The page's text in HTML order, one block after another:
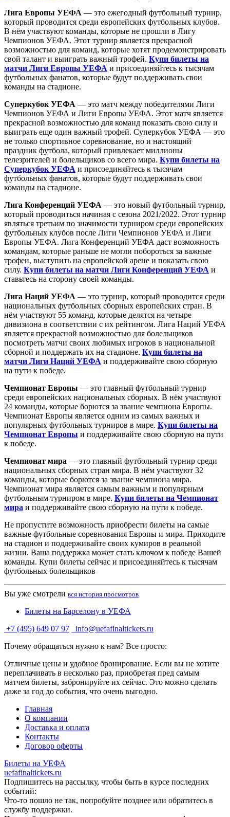
Лига Европы УЕФА — это ежегодный футбольный турнир,
который проводится среди европейских футбольных клубов.
В нём участвуют команды, которые не прошли в Лигу
Чемпионов УЕФА. Этот турнир является прекрасной
возможностью для команд, которые хотят продемонстрировать
свой талант и выиграть важный трофей. Купи билеты на
матчи Лиги Европы УЕФА и присоединяйтесь к тысячам
футбольных фанатов, которые будут поддерживать свои
команды на стадионе.
Суперкубок УЕФА — это матч между победителями Лиги
Чемпионов УЕФА и Лиги Европы УЕФА. Этот матч является
прекрасной возможностью для команд показать свою силу и
выиграть еще один важный трофей. Суперкубок УЕФА — это
не только спортивное соревнование, но и настоящий
праздник футбола, который привлекает миллионы
телезрителей и болельщиков со всего мира. Купи билеты на
Суперкубок УЕФА и присоединяйтесь к тысячам
футбольных фанатов, которые будут поддерживать свои
команды на стадионе.
Лига Конференций УЕФА — это новый футбольный турнир,
который проводиться начиная с сезона 2021/2022. Этот турнир
являться третьим по значимости турниром среди европейских
футбольных клубов после Лиги Чемпионов УЕФА и Лиги
Европы УЕФА. Лига Конференций УЕФА даст возможность
командам, которые раньше не могли побороться за важные
трофеи, выступить на европейской арене и показать свою
силу. Купи билеты на матчи Лиги Конференций УЕФА и
ставьтесь на сторону своей команды.
Лига Наций УЕФА — это турнир, который проводится среди
национальных футбольных сборных европейских стран. В
нём участвуют 55 команд, которые делятся на четыре
дивизиона в соответствии с их рейтингом. Лига Наций УЕФА
является прекрасной возможностью для болельщиков
посмотреть матчи своих любимых игроков в национальной
сборной и поддержать их на стадионе. Купи билеты на
матчи Лиги Наций УЕФА и поддерживайте свою сборную
на пути к победе.
Чемпионат Европы — это главный футбольный турнир
среди европейских национальных сборных. В нём участвуют
24 команды, которые борются за звание чемпиона Европы.
Чемпионат Европы является одним из самых важных и
популярных футбольных турниров в мире. Купи билеты на
Чемпионат Европы и поддерживайте свою сборную на пути
к победе.
Чемпионат мира — это главный футбольный турнир среди
национальных сборных стран мира. В нём участвуют 32
команды, которые борются за звание чемпиона мира.
Чемпионат мира является самым важным и популярным
футбольным турниром в мире. Купи билеты на Чемпионат
мира и поддерживайте свою сборную на пути к победе.
Не пропустите возможность приобрести билеты на самые
важные футбольные соревнования Европы и мира. Приходите
на стадион и поддерживайте своих кумиров в реальной
жизни. Ваша поддержка может стать ключом к победе Вашей
команды. Купи билеты сейчас и присоединяйтесь к тысячам
футбольных болельщиков
Вы уже смотрели вся история просмотров
Билеты на Барселону в УЕФА
+7 (495) 649 07 97
info@uefafinaltickets.ru
Почему обращаться нужно к нам? Все просто:
Отличные цены и удобное бронирование. Если вы не хотите
переплачивать в несколько раз, приобретая пред самым
матчем билеты, забронируйте их сейчас. Это можно сделать
даже за год до события, что очень выгодно.
Главная
О компании
Доставка и оплата
Контакты
Договор оферты
Билеты на УЕФА
uefafinaltickets.ru
Подпишитесь на рассылку, чтобы быть в курсе последних
событий:
Что-то пошло не так, попробуйте позднее или обратитесь в
службу поддержки.